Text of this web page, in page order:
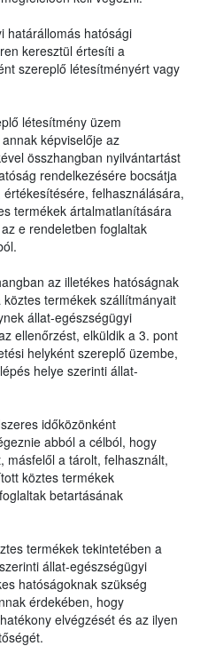
határállomás hatósági
keresztül értesíti a
szereplő létesítményért vagy
létesítmény üzem
képviselője az
összhangban nyilvántartást
rendelkezésére bocsátja
felhasználására,
termékek ártalmatlanítására
e rendeletben foglaltak
az illetékes hatóságnak
termékek szállítmányait
állat-egészségügyi
ellenőrzést, elküldik a 3. pont
helyként szereplő üzembe,
helye szerinti állat-
időközönként
abból a célból, hogy
másfelől a tárolt, felhasznált,
köztes termékek
betartásának
termékek tekintetében a
állat-egészségügyi
hatóságoknak szükség
érdekében, hogy
elvégzését és az ilyen